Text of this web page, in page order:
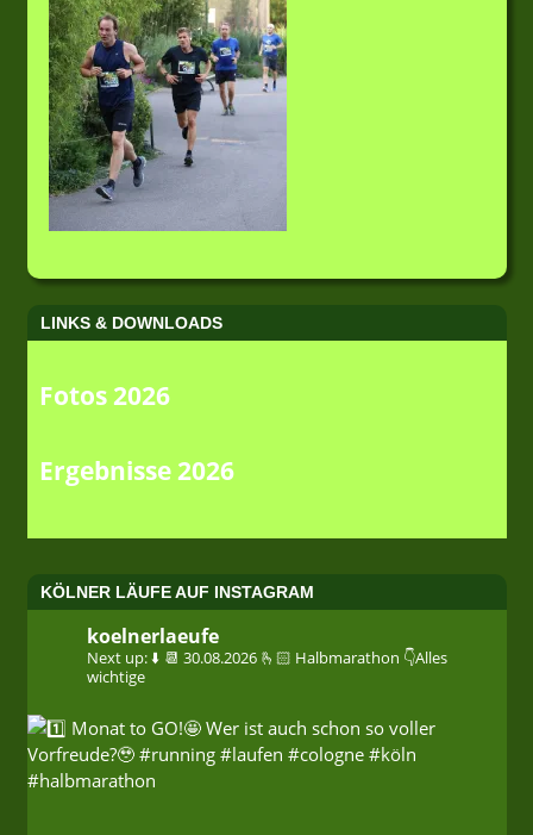
LINKS & DOWNLOADS
Fotos 2026
Ergebnisse 2026
KÖLNER LÄUFE AUF INSTAGRAM
koelnerlaeufe
Next up: ⬇️ 📆 30.08.2026 🫰🏻 Halbmarathon 👇Alles
wichtige